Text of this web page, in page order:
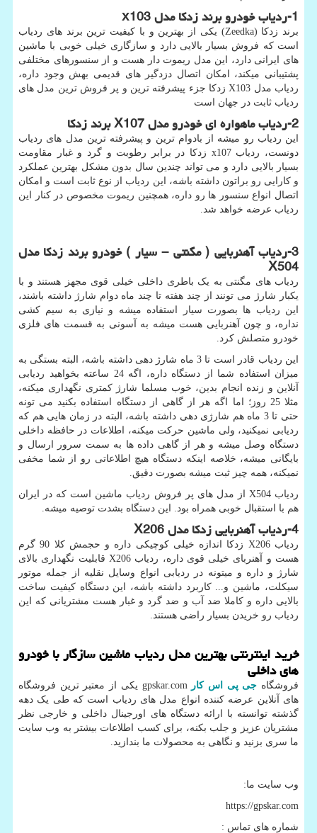
1- ردیاب خودرو برند زدکا مدلx103
برند زدکا (Zeedka) یکی از بهترین و با کیفیت ترین برند های ردیاب
است که فروش بسیار بالایی دارد و سازگاری خیلی خوبی با ماشین
های ایرانی دارد، این مدل ریموت دار هست و از سنسورهای مختلفی
پشتیبانی میکند، امکان اتصال دزدگیر های قدیمی بهش وجود داره،
ردیاب مدل X103زدکا جزء پیشرفته ترین و پر فروش ترین مدل های
ردیاب ثابت در جهان است
2-ردیاب ماهواره ای خودرو مدلX107برند زدکا
این ردیاب رو میشه از بادوام ترین و پیشرفته ترین مدل های ردیاب
دونست، ردیابx107 زدکا در برابر رطوبت و گرد و غبار مقاومت
بسیار بالایی دارد و می تواند چندین سال بدون مشکل بهترین عملکرد
و کارایی رو براتون داشته باشه، این ردیاب از نوع ثابت است و امکان
اتصال انواع سنسور ها رو داره، همچنین ریموت مخصوص در کنار این
ردیاب عرضه خواهد شد.
3-ردیاب آهنربایی ( مگنتی–سیار ) خودرو برند زدکا مدل
X504
ردیاب های مگنتی به یک باطری داخلی خیلی قوی مجهز هستند و با
یکبار شارژ می تونند از چند هفته تا چند ماه دوام شارژ داشته باشند،
این ردیاب ها بصورت سیار استفاده میشه و نیازی به سیم کشی
نداره، و چون آهنربایی هست میشه به آسونی به قسمت های فلزی
خودرو متصلش کرد.
این ردیاب قادر است تا 3 ماه شارژ دهی داشته باشه، البته بستگی به
میزان استفاده شما از دستگاه داره، اگه 24 ساعته بخواهید ردیابی
آنلاین و زنده انجام بدین، خوب مسلما شارژ کمتری نگهداری میکنه،
مثلا 25 روز؛ اما اگه هر از گاهی از دستگاه استفاده بکنید می تونه
حتی تا 3 ماه هم شارژی دهی داشته باشه، البته در زمان هایی هم که
ردیابی نمیکنید، ولی ماشین حرکت میکنه، اطلاعات در حافظه داخلی
دستگاه وصل میشه و هر از گاهی داده ها به سمت سرور ارسال و
بایگانی میشه، خلاصه اینکه دستگاه هیچ اطلاعاتی رو از شما مخفی
نمیکنه، همه چیز ثبت میشه بصورت دقیق.
ردیابX504 از مدل های پر فروش ردیاب ماشین است که در ایران
هم با استقبال خوبی همراه بود. این دستگاه بشدت توصیه میشه.
4-ردیاب آهنربایی زدکا مدلX206
ردیابX206
زدکا اندازه خیلی کوچیکی داره و حجمش کلا 90 گرم
هست و آهنربای خیلی قوی داره، ردیابX206 قابلیت نگهداری بالای
شارژ و داره و میتونه در ردیابی انواع وسایل نقلیه از جمله موتور
سیکلت، ماشین و... کاربرد داشته باشه، این دستگاه کیفیت ساخت
بالایی داره و کاملا ضد آب و ضد گرد و غبار هست مشتریانی که این
ردیاب رو خریدن بسیار راضی هستند.
خرید اینترنتی بهترین مدل ردیاب ماشین سازگار با خودرو
های داخلی
فروشگاه جی پی اس کار gpskar.com یکی از معتبر ترین فروشگاه
های آنلاین عرضه کننده انواع مدل های ردیاب است که طی یک دهه
گذشته توانسته با ارائه دستگاه های اورجینال داخلی و خارجی نظر
مشتریان عزیز و جلب بکنه، برای کسب اطلاعات بیشتر به وب سایت
ما سری بزنید و نگاهی به محصولات ما بندازید.
وب سایت ما:
https://gpskar.com
شماره های تماس :